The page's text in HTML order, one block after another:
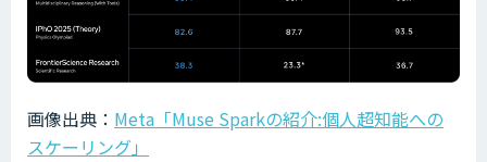
画像出典： Meta「Muse Sparkの紹介:個人超知能への
スケーリング」